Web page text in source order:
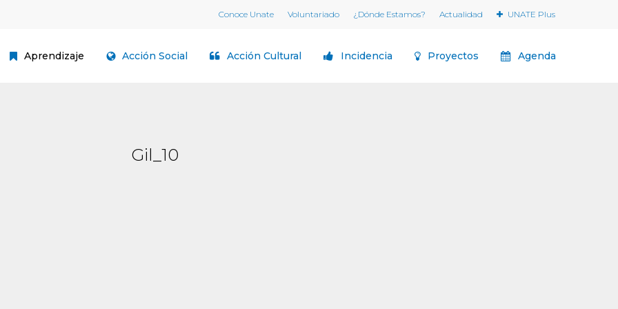
Conoce Unate Voluntariado ¿Dónde Estamos? Actualidad UNATE Plus
Aprendizaje Acción Social Acción Cultural Incidencia Proyectos Agenda
Gil_10